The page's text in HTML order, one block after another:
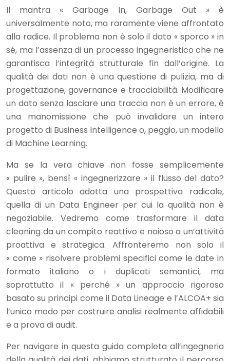
Il mantra « Garbage In, Garbage Out » è
universalmente noto, ma raramente viene affrontato
alla radice. Il problema non è solo il dato « sporco » in
sé, ma l’assenza di un processo ingegneristico che ne
garantisca l’integrità strutturale fin dall’origine. La
qualità dei dati non è una questione di pulizia, ma di
progettazione, governance e tracciabilità. Modificare
un dato senza lasciare una traccia non è un errore, è
una manomissione che può invalidare un intero
progetto di Business Intelligence o, peggio, un modello
di Machine Learning.
Ma se la vera chiave non fosse semplicemente
« pulire », bensì « ingegnerizzare » il flusso del dato?
Questo articolo adotta una prospettiva radicale,
quella di un Data Engineer per cui la qualità non è
negoziabile. Vedremo come trasformare il data
cleaning da un compito reattivo e noioso a un’attività
proattiva e strategica. Affronteremo non solo il
« come » risolvere problemi specifici come le date in
formato italiano o i duplicati semantici, ma
soprattutto il « perché » un approccio rigoroso
basato su principi come il Data Lineage e l’ALCOA+ sia
l’unico modo per costruire analisi realmente affidabili
e a prova di audit.
Per navigare in questa guida completa all’ingegneria